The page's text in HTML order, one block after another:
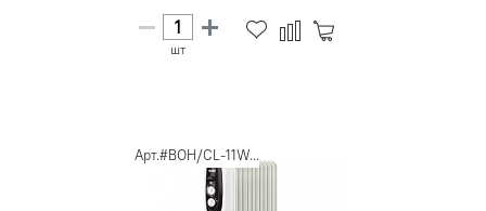
шт
Арт.#BOH/CL-11W...